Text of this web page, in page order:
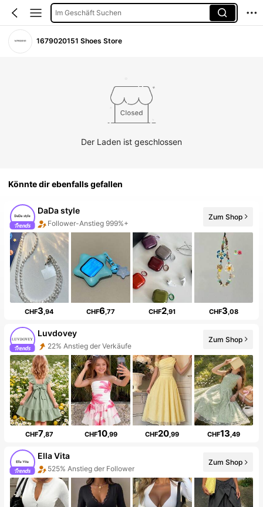
Im Geschäft Suchen
1679020151 Shoes Store
Der Laden ist geschlossen
Könnte dir ebenfalls gefallen
DaDa style
20+ Neu
Zum Shop
CHF3 ,94 CHF6 ,77 CHF2 ,91 CHF3 ,08
Luvdovey
43% Anstieg der Follower
Zum Shop
CHF7,87 CHF10,99 CHF20 ,99 CHF13 ,49
Ella Vita
5 Neu
Zum Shop